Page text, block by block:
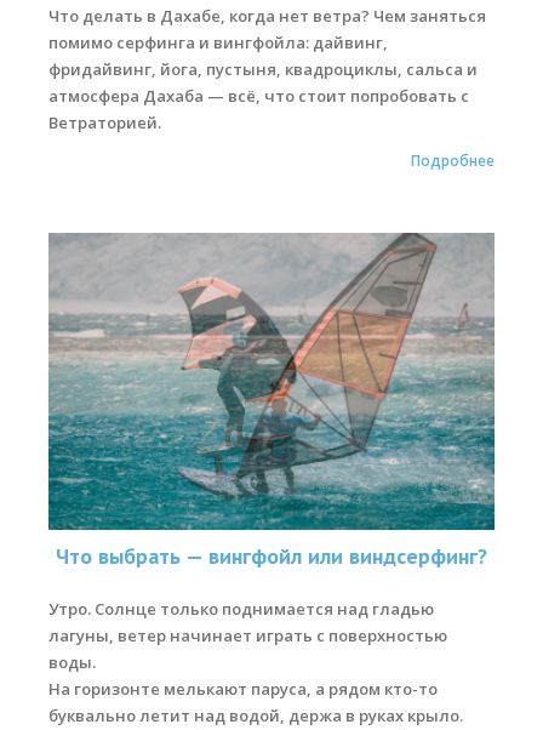
Что делать в Дахабе, когда нет ветра? Чем заняться
помимо серфинга и вингфойла: дайвинг,
фридайвинг, йога, пустыня, квадроциклы, сальса и
атмосфера Дахаба — всё, что стоит попробовать с
Ветраторией.
Подробнее
Что выбрать — вингфойл или виндсерфинг?
Утро. Солнце только поднимается над гладью
лагуны, ветер начинает играть с поверхностью
воды.
На горизонте мелькают паруса, а рядом кто-то
буквально летит над водой, держа в руках крыло.